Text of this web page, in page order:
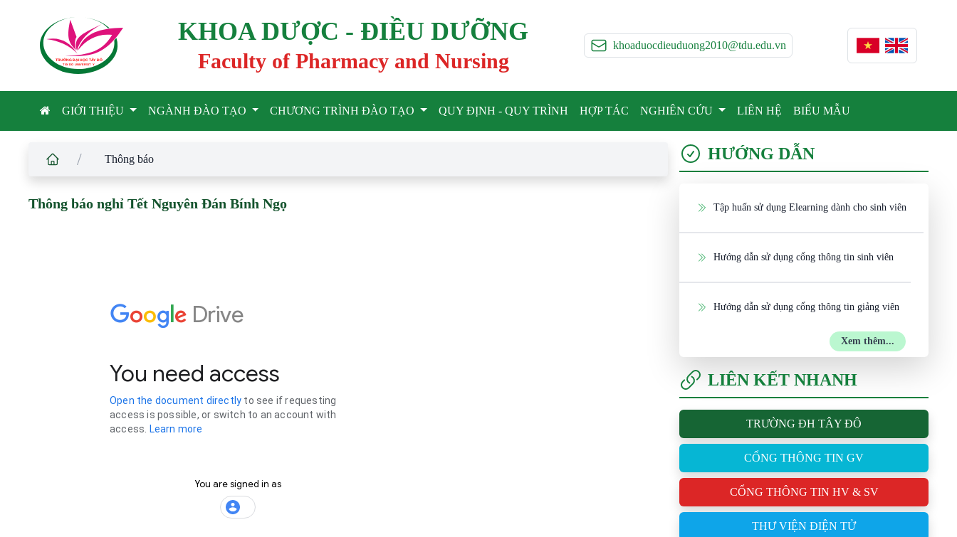
TRƯỜNG ĐẠI HỌC TÂY ĐÔ
TAY DO UNIVERSIT Y
KHOA DƯỢC - ĐIỀU DƯỠNG
Faculty of Pharmacy and Nursing
khoaduocdieuduong2010@tdu.edu.vn
GIỚI THIỆU NGÀNH ĐÀO TẠO CHƯƠNG TRÌNH ĐÀO TẠO QUY ĐỊNH - QUY TRÌNH HỢP TÁC NGHIÊN CỨU LIÊN HỆ BIỂU MẪU
/ Thông báo
Thông báo nghỉ Tết Nguyên Đán Bính Ngọ
HƯỚNG DẪN
Tập huấn sử dụng Elearning dành cho sinh viên
Hướng dẫn sử dụng cổng thông tin sinh viên
Hướng dẫn sử dụng cổng thông tin giảng viên
Xem thêm...
LIÊN KẾT NHANH
TRƯỜNG ĐH TÂY ĐÔ
CỔNG THÔNG TIN GV
CỔNG THÔNG TIN HV & SV
THƯ VIỆN ĐIỆN TỬ